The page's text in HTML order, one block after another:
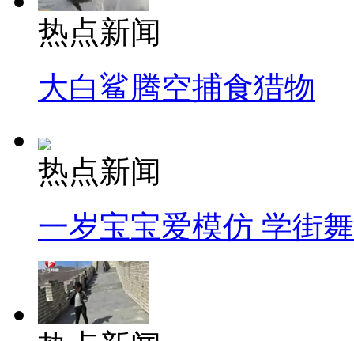
热点新闻
大白鲨腾空捕食猎物
热点新闻
一岁宝宝爱模仿 学街